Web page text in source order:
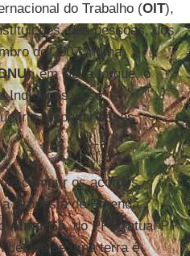
do Trabalho (OIT),
das pessoas, dos
de 2007, numa
), em Nova Iorque, o
Indígenas, e se
iria respeitar esses
os acordos
Proposta de Emenda
Almir Sá,do PPB (atual PP
decide se uma terra é